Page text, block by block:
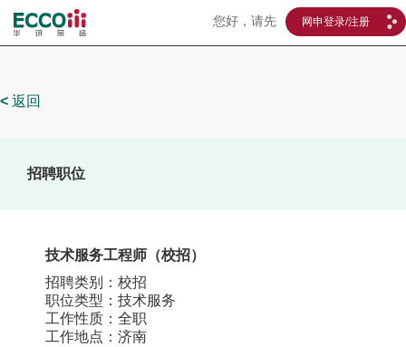
您好，请先 网申登录/注册
< 返回
招聘职位
技术服务工程师（校招）
招聘类别：校招
职位类型：技术服务
工作性质：全职
工作地点：济南